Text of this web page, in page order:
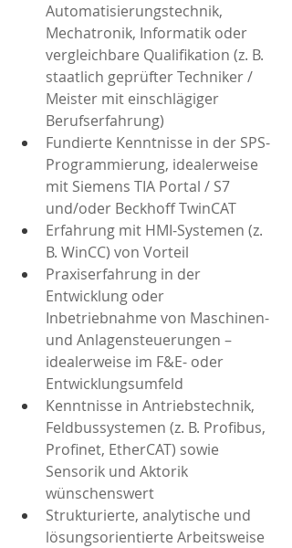
Automatisierungstechnik,
Mechatronik, Informatik oder
vergleichbare Qualifikation (z. B.
staatlich geprüfter Techniker /
Meister mit einschlägiger
Berufserfahrung)
Fundierte Kenntnisse in der SPS-
Programmierung, idealerweise
mit Siemens TIA Portal / S7
und/oder Beckhoff TwinCAT
Erfahrung mit HMI-Systemen (z.
B. WinCC) von Vorteil
Praxiserfahrung in der
Entwicklung oder
Inbetriebnahme von Maschinen-
und Anlagensteuerungen –
idealerweise im F&E- oder
Entwicklungsumfeld
Kenntnisse in Antriebstechnik,
Feldbussystemen (z. B. Profibus,
Profinet, EtherCAT) sowie
Sensorik und Aktorik
wünschenswert
Strukturierte, analytische und
lösungsorientierte Arbeitsweise